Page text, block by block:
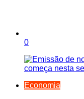
0
Economia